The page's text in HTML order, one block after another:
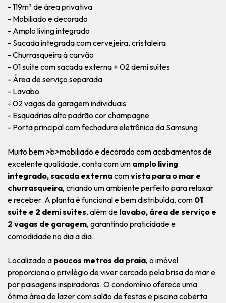
- 119m² de área privativa
- Mobiliado e decorado
- Amplo living integrado
- Sacada integrada com cervejeira, cristaleira
- Churrasqueira à carvão
- 01 suíte com sacada externa + 02 demi suítes
- Área de serviço separada
- Lavabo
- 02 vagas de garagem individuais
- Esquadrias alto padrão cor champagne
- Porta principal com fechadura eletrônica da Samsung
Muito bem >b>mobiliado e decorado com acabamentos de
excelente qualidade, conta com um amplo living
integrado, sacada externacomvista para o mar e
churrasqueira, criando um ambiente perfeito para relaxar
e receber. A planta é funcional e bem distribuída, com 01
suíte e 2 demi suítes, além de lavabo, área de serviço e
2 vagas de garagem, garantindo praticidade e
comodidade no dia a dia.
Localizado a poucos metros da praia, o imóvel
proporciona o privilégio de viver cercado pela brisa do mar e
por paisagens inspiradoras. O condomínio oferece uma
ótima área de lazer com salão de festas e piscina coberta